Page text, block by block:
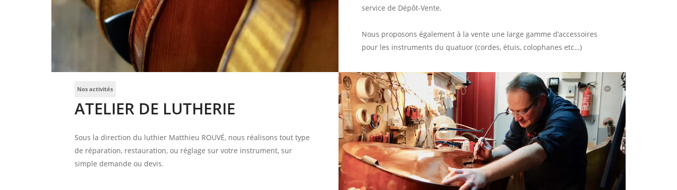
service de Dépôt-Vente.
Nous proposons également à la vente une large gamme d’accessoires
pour les instruments du quatuor (cordes, étuis, colophanes etc…)
Nos activités
ATELIER DE LUTHERIE
Sous la direction du luthier Matthieu ROUVÉ, nous réalisons tout type
de réparation, restauration, ou réglage sur votre instrument, sur
simple demande ou devis.